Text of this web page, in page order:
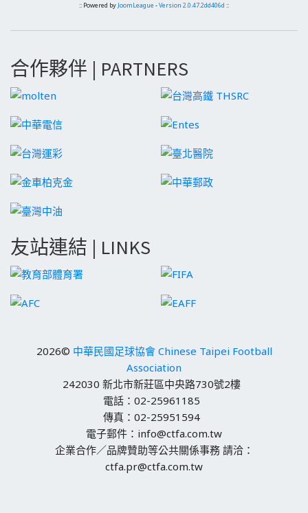
:: Powered by JoomLeague -Version 2.0.47.2dd406d ::
合作夥伴 | PARTNERS
友站連結 | LINKS
2026© 中華民國足球協會 Chinese Taipei Football
Association
242030 新北市新莊區中央路730號2樓
電話：02-25961185
傳真：02-25951594
電子郵件：info@ctfa.com.tw
企業合作／品牌贊助等公共關係事務 請洽：
ctfa.pr@ctfa.com.tw